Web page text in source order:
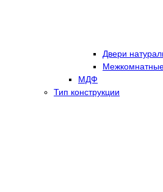
Двери
МДФ
Тип конструкции